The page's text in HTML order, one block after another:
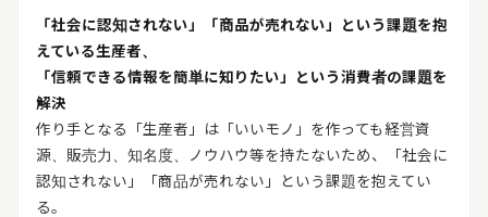
「社会に認知されない」「商品が売れない」という課題を抱
えている生産者、
「信頼できる情報を簡単に知りたい」という消費者の課題を
解決
作り手となる「生産者」は「いいモノ」を作っても経営資
源、販売力、知名度、ノウハウ等を持たないため、「社会に
認知されない」「商品が売れない」という課題を抱えてい
る。